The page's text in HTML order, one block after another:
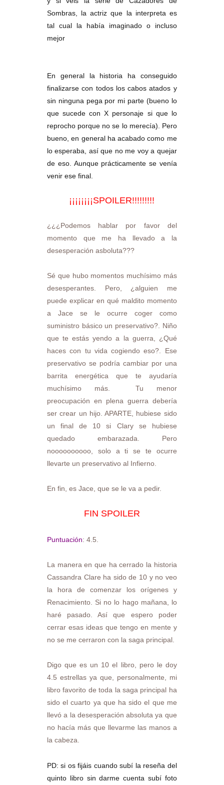
Sombras, la actriz que la interpreta es
tal cual la había imaginado o incluso
mejor
En general la historia ha conseguido
finalizarse con todos los cabos atados y
sin ninguna pega por mi parte (bueno lo
que sucede con X personaje si que lo
reprocho porque no se lo merecía). Pero
bueno, en general ha acabado como me
lo esperaba, así que no me voy a quejar
de eso. Aunque prácticamente se venía
venir ese final.
¡¡¡¡¡¡¡¡SPOILER!!!!!!!!!
¿¿¿Podemos hablar por favor del
momento que me ha llevado a la
desesperación asboluta???
Sé que hubo momentos muchísimo más
desesperantes. Pero, ¿alguien me
puede explicar en qué maldito momento
a Jace se le ocurre coger como
suministro básico un preservativo?. Niño
que te estás yendo a la guerra, ¿Qué
haces con tu vida cogiendo eso?. Ese
preservativo se podría cambiar por una
barrita energética que te ayudaría
muchísimo más. Tu menor
preocupación en plena guerra debería
ser crear un hijo. APARTE, hubiese sido
un final de 10 si Clary se hubiese
quedado embarazada. Pero
noooooooooo, solo a ti se te ocurre
llevarte un preservativo al Infierno.
En fin, es Jace, que se le va a pedir.
FIN SPOILER
Puntuación: 4.5.
La manera en que ha cerrado la historia
Cassandra Clare ha sido de 10 y no veo
la hora de comenzar los orígenes y
Renacimiento. Si no lo hago mañana, lo
haré pasado. Así que espero poder
cerrar esas ideas que tengo en mente y
no se me cerraron con la saga principal.
Digo que es un 10 el libro, pero le doy
4.5 estrellas ya que, personalmente, mi
libro favorito de toda la saga principal ha
sido el cuarto ya que ha sido el que me
llevó a la desesperación absoluta ya que
no hacía más que llevarme las manos a
la cabeza.
PD: si os fijáis cuando subí la reseña del
quinto libro sin darme cuenta subí foto